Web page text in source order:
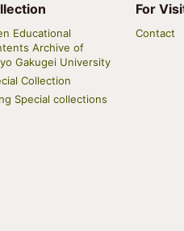
Educational
Archive of
Gakugei University
Collection
Special collections
For
Contact